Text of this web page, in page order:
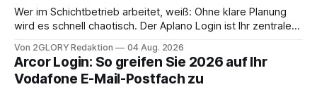
Wer im Schichtbetrieb arbeitet, weiß: Ohne klare Planung
wird es schnell chaotisch. Der Aplano Login ist Ihr zentraler
abwesenheiten und die gesamte kommunikation rund um
Ihr personal digital zu organisieren. In diesem Leitfaden
erfahren Sie alles, was Sie für einen reibungslosen Einstieg
Von 2GLORY Redaktion 04 Aug. 2026
Arcor Login: So greifen Sie 2026 auf Ihr
Vodafone E-Mail-Postfach zu